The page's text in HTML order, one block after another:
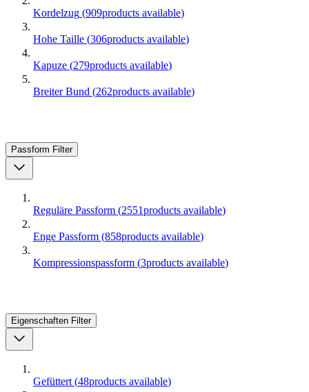
Kordelzug (909products available)
Hohe Taille (306products available)
Kapuze (279products available)
Breiter Bund (262products available)
Passform Filter
Reguläre Passform (2551products available)
Enge Passform (858products available)
Kompressionspassform (3products available)
Eigenschaften Filter
Gefüttert (48products available)